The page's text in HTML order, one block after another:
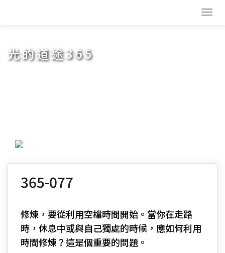
光的道途365
365-077
修煉，要從利用空檔時間開始。當你在走路
時，休息中或與自己獨處的時候，應如何利用
時間修煉？這是個重要的問題。